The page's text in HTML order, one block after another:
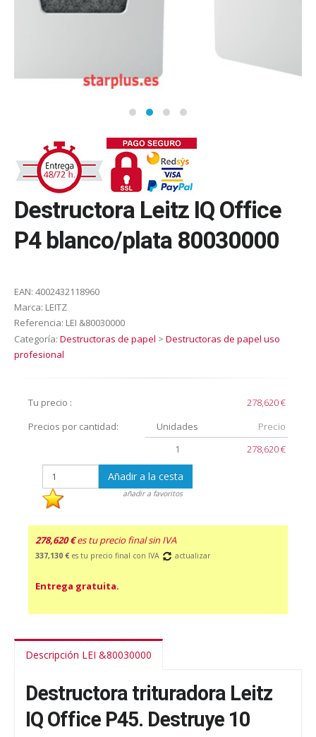
Destructora Leitz IQ Office
P4 blanco/plata 80030000
EAN: 4002432118960
Marca: LEITZ
Referencia: LEI &80030000
Categoría: Destructoras de papel > Destructoras de papel uso
profesional
Tu precio :
278,620 €
Precios por cantidad:
Unidades
Precio
1
278,620 €
Añadir a la cesta
añadir a favoritos
278,620 € es tu precio final sin IVA
337,130 € es tu precio final con IVA actualizar
Entrega gratuita.
Descripción LEI &80030000
Destructora trituradora Leitz
IQ Office P45. Destruye 10